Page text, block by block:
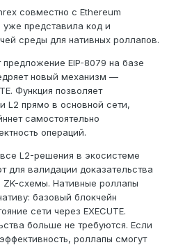
совместно с Ethereum
уже представила код и
среды для нативных роллапов.
предложение EIP-8079 на базе
новый механизм —
Функция позволяет
L2 прямо в основной сети,
самостоятельно
операций.
L2-решения в экосистеме
для валидации доказательства
схемы. Нативные роллапы
базовый блокчейн
сети через EXECUTE.
больше не требуются. Если
роллапы смогут